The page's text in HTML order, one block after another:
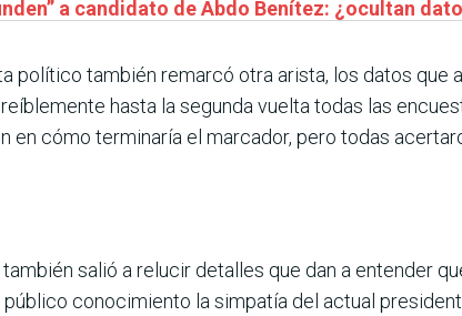
a candidato de Abdo Benítez: ¿ocultan
político también remarcó otra arista, los datos
hasta la segunda vuelta todas las
en cómo terminaría el marcador, pero todas
salió a relucir detalles que dan a entender
público conocimiento la simpatía del actual